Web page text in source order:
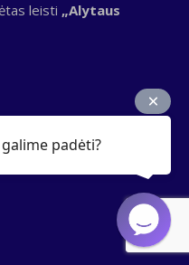
leisti „Alytaus
padėti?